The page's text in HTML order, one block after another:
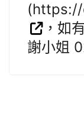
，如
謝小姐